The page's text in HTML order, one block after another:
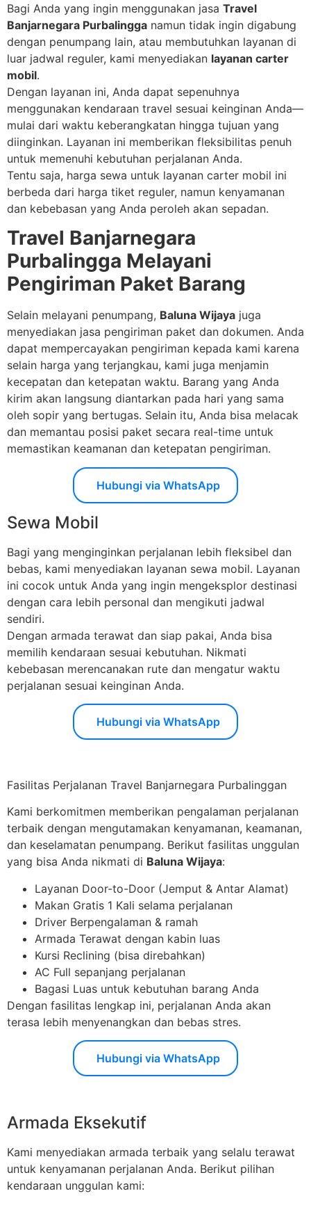
Bagi Anda yang ingin menggunakan jasa Travel
Banjarnegara Purbalingga namun tidak ingin digabung
dengan penumpang lain, atau membutuhkan layanan di
luar jadwal reguler, kami menyediakan layanan carter
mobil.
Dengan layanan ini, Anda dapat sepenuhnya
menggunakan kendaraan travel sesuai keinginan Anda—
mulai dari waktu keberangkatan hingga tujuan yang
diinginkan. Layanan ini memberikan fleksibilitas penuh
untuk memenuhi kebutuhan perjalanan Anda.
Tentu saja, harga sewa untuk layanan carter mobil ini
berbeda dari harga tiket reguler, namun kenyamanan
dan kebebasan yang Anda peroleh akan sepadan.
Travel Banjarnegara
Purbalingga Melayani
Pengiriman Paket Barang
Selain melayani penumpang, Baluna Wijaya juga
menyediakan jasa pengiriman paket dan dokumen. Anda
dapat mempercayakan pengiriman kepada kami karena
selain harga yang terjangkau, kami juga menjamin
kecepatan dan ketepatan waktu. Barang yang Anda
kirim akan langsung diantarkan pada hari yang sama
oleh sopir yang bertugas. Selain itu, Anda bisa melacak
dan memantau posisi paket secara real-time untuk
memastikan keamanan dan ketepatan pengiriman.
Hubungi via WhatsApp
Sewa Mobil
Bagi yang menginginkan perjalanan lebih fleksibel dan
bebas, kami menyediakan layanan sewa mobil. Layanan
ini cocok untuk Anda yang ingin mengeksplor destinasi
dengan cara lebih personal dan mengikuti jadwal
sendiri.
Dengan armada terawat dan siap pakai, Anda bisa
memilih kendaraan sesuai kebutuhan. Nikmati
kebebasan merencanakan rute dan mengatur waktu
perjalanan sesuai keinginan Anda.
Hubungi via WhatsApp
Fasilitas Perjalanan Travel Banjarnegara Purbalinggan
Kami berkomitmen memberikan pengalaman perjalanan
terbaik dengan mengutamakan kenyamanan, keamanan,
dan keselamatan penumpang. Berikut fasilitas unggulan
yang bisa Anda nikmati di Baluna Wijaya:
Layanan Door-to-Door (Jemput & Antar Alamat)
Makan Gratis 1 Kali selama perjalanan
Driver Berpengalaman & ramah
Armada Terawat dengan kabin luas
Kursi Reclining (bisa direbahkan)
AC Full sepanjang perjalanan
Bagasi Luas untuk kebutuhan barang Anda
Dengan fasilitas lengkap ini, perjalanan Anda akan
terasa lebih menyenangkan dan bebas stres.
Hubungi via WhatsApp
Armada Eksekutif
Kami menyediakan armada terbaik yang selalu terawat
untuk kenyamanan perjalanan Anda. Berikut pilihan
kendaraan unggulan kami: